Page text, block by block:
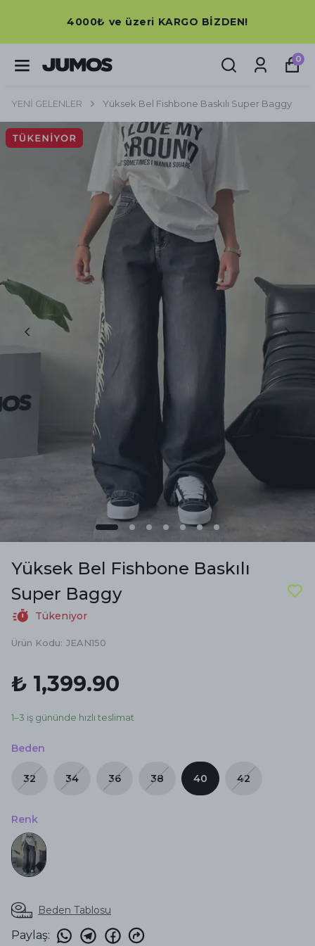
4000₺ ve üzeri KARGO BİZDEN!
0
YENİ GELENLER Yüksek Bel Fishbone Baskılı Super Baggy
Yüksek Bel Fishbone Baskılı
Super Baggy
Tükeniyor
Ürün Kodu: JEAN150
₺ 1,399.90
1–3 iş gününde hızlı teslimat
Beden
32 34 36 38 40 42
Renk
Beden Tablosu
Paylaş: